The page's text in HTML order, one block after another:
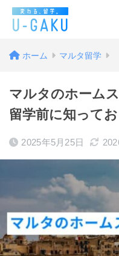
ホーム マルタ留学
マルタのホーム
留学前に知って
2025年5月25日